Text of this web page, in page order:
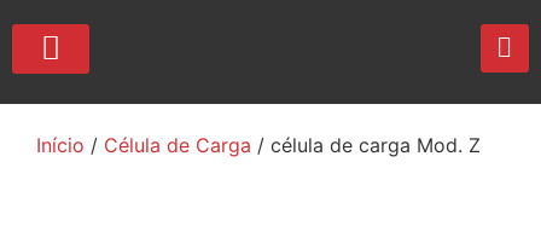
Início / Célula de Carga / célula de carga Mod. Z